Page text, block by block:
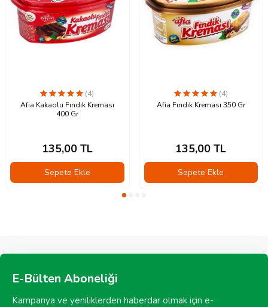
(4)
Afia Kakaolu Fındık Kreması
400 Gr
135,00TL
Sepete Ekle
(4)
Afia Fındık Kreması 350 Gr
135,00 TL
Sepete Ekle
E-Bülten Aboneliği
Kampanya ve yeniliklerden haberdar olmak için e-